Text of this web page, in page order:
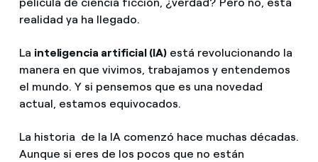
realidad ya ha llegado.
La inteligencia artificial (IA)está revolucionando la
manera en que vivimos, trabajamos y entendemos
el mundo. Y si pensemos que es una novedad
actual, estamos equivocados.
La historia de la IA comenzó hace muchas décadas.
Aunque si eres de los pocos que no están